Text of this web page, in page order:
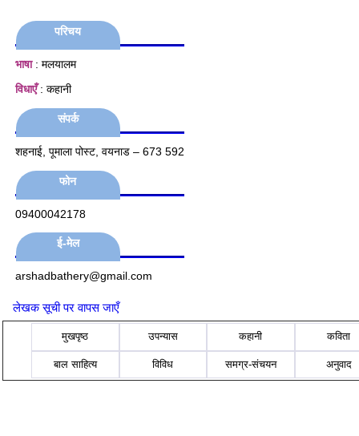
परिचय
भाषा: मलयालम
विधाएँ: कहानी
संपर्क
शहनाई, पूमाला पोस्ट, वयनाड – 673 592
फोन
09400042178
ई-मेल
arshadbathery@gmail.com
लेखक सूची पर वापस जाएँ
मुखपृष्ठ उपन्यास कहानी कविता
बाल साहित्य विविध समग्र-संचयन अनुवाद